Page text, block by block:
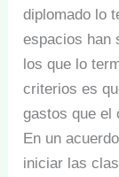
diplomado lo
espacios han
los que lo
criterios es
gastos que el
En un
iniciar las